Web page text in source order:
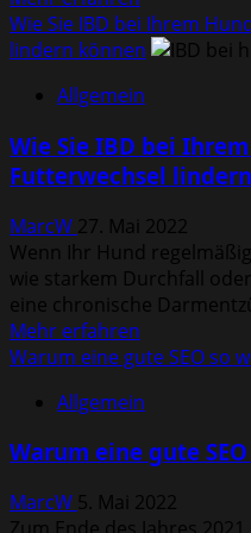
über
Fahrrad-
durch
Holland
Wie Sie IBD bei Ihrem
lindern können
Allgemein
Wie Sie IBD bei
Futterwechsel
MarcW 27. Mai 2022
Wenn Ihr Hund
wie starkem Durchfall
eine chronische
Mehr erfahren
Wie
IBD
Ihrem
Warum eine gute SEO so
Allgemein
Warum eine gute
MarcW 5. Mai 2022